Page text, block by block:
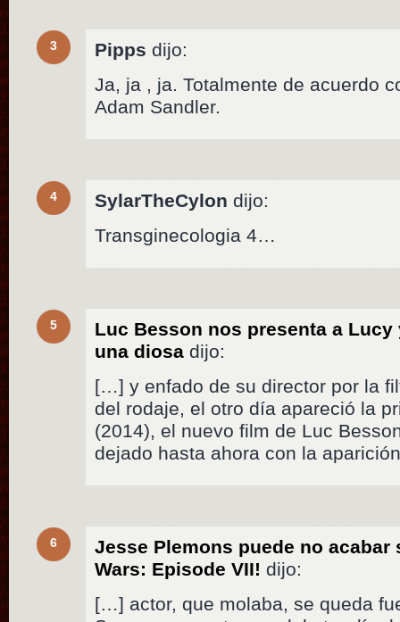
3 Pipps dijo:
Ja, ja , ja. Totalmente de acuerdo
Adam Sandler.
4 SylarTheCylon dijo:
Transginecologia 4…
5
Luc Besson nos presenta a
una diosa dijo:
[…] y enfado de su director por la
del rodaje, el otro día apareció la
(2014), el nuevo film de Luc
dejado hasta ahora con la
6
Jesse Plemons puede no acabar
Wars: Episode VII! dijo:
[…] actor, que molaba, se queda